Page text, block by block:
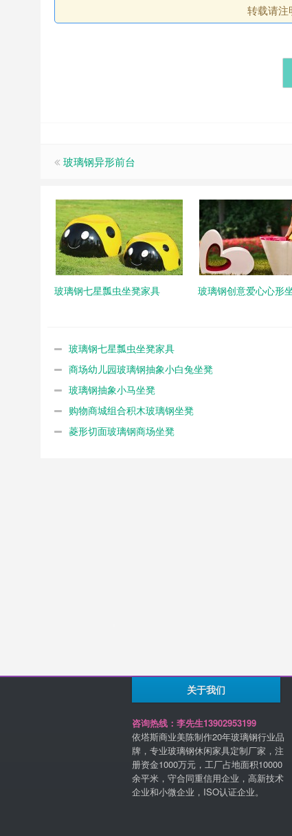
转载请注
玻璃钢异形前台
玻璃钢七星瓢虫坐凳家具 玻璃钢创意爱心心形
玻璃钢七星瓢虫坐凳家具
商场幼儿园玻璃钢抽象小白兔坐凳
玻璃钢抽象小马坐凳
购物商城组合积木玻璃钢坐凳
菱形切面玻璃钢商场坐凳
关于我们
咨询热线：李先生13902953199
依塔斯商业美陈制作20年玻璃钢行业品
牌，专业玻璃钢休闲家具定制厂家，注
册资金1000万元，工厂占地面积10000
余平米，守合同重信用企业，高新技术
企业和小微企业，ISO认证企业。